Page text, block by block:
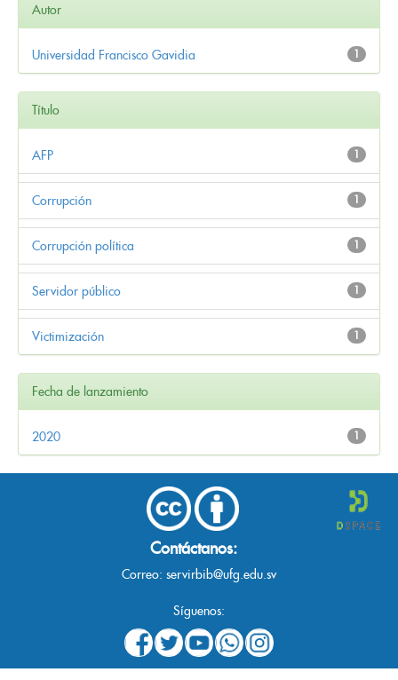
Autor
1
Universidad Francisco Gavidia
Título
1
AFP
1
Corrupción
1
Corrupción política
1
Servidor público
1
Victimización
Fecha de lanzamiento
1
2020
Contáctanos:
Correo: servirbib@ufg.edu.sv
Síguenos: